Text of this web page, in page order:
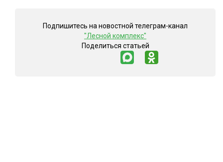
Подпишитесь на новостной телеграм-канал
"Лесной комплекс"
Поделиться статьей